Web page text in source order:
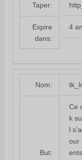
Taper:
Expire
dans:
4
Nom: tk_lr
But:
Ce
k
l
our